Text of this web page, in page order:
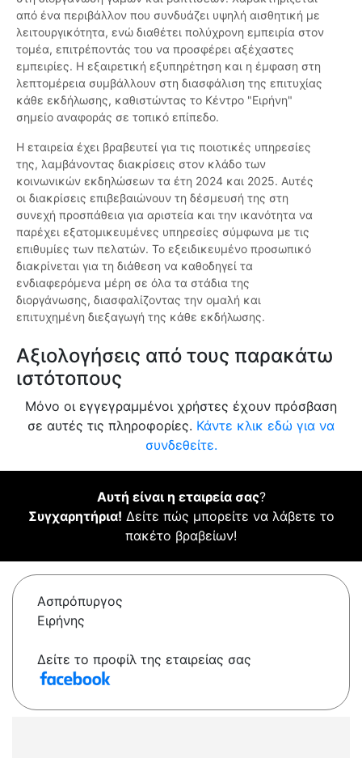
από ένα περιβάλλον που συνδυάζει υψηλή αισθητική με
λειτουργικότητα, ενώ διαθέτει πολύχρονη εμπειρία στον
τομέα, επιτρέποντάς του να προσφέρει αξέχαστες
εμπειρίες. Η εξαιρετική εξυπηρέτηση και η έμφαση στη
λεπτομέρεια συμβάλλουν στη διασφάλιση της επιτυχίας
κάθε εκδήλωσης, καθιστώντας το Κέντρο "Ειρήνη"
σημείο αναφοράς σε τοπικό επίπεδο.
Η εταιρεία έχει βραβευτεί για τις ποιοτικές υπηρεσίες
της, λαμβάνοντας διακρίσεις στον κλάδο των
κοινωνικών εκδηλώσεων τα έτη 2024 και 2025. Αυτές
οι διακρίσεις επιβεβαιώνουν τη δέσμευσή της στη
συνεχή προσπάθεια για αριστεία και την ικανότητα να
παρέχει εξατομικευμένες υπηρεσίες σύμφωνα με τις
επιθυμίες των πελατών. Το εξειδικευμένο προσωπικό
διακρίνεται για τη διάθεση να καθοδηγεί τα
ενδιαφερόμενα μέρη σε όλα τα στάδια της
διοργάνωσης, διασφαλίζοντας την ομαλή και
επιτυχημένη διεξαγωγή της κάθε εκδήλωσης.
Αξιολογήσεις από τους παρακάτω
ιστότοπους
Μόνο οι εγγεγραμμένοι χρήστες έχουν πρόσβαση
σε αυτές τις πληροφορίες. Κάντε κλικ εδώ για να
συνδεθείτε.
Αυτή είναι η εταιρεία σας?
Συγχαρητήρια! Δείτε πώς μπορείτε να λάβετε το
πακέτο βραβείων!
Ασπρόπυργος
Ειρήνης
Δείτε το προφίλ της εταιρείας σας